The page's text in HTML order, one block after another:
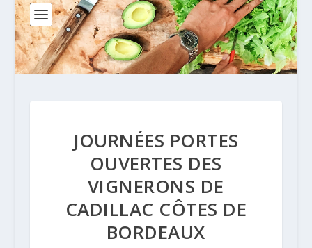
JOURNÉES PORTES
OUVERTES DES
VIGNERONS DE
CADILLAC CÔTES DE
BORDEAUX